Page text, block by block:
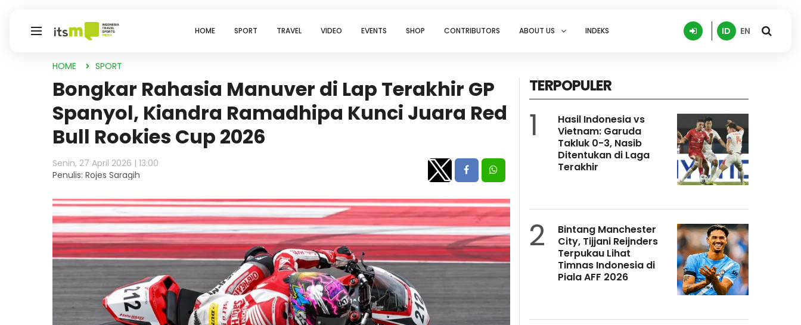
HOME SPORT TRAVEL VIDEO EVENTS SHOP CONTRIBUTORS ABOUT US INDEKS ID EN
HOME SPORT
Bongkar Rahasia Manuver di Lap Terakhir GP
Spanyol, Kiandra Ramadhipa Kunci Juara Red
Bull Rookies Cup 2026
Senin, 27 April 2026 | 13:00
Penulis: Rojes Saragih
TERPOPULER
1
Hasil Indonesia vs
Vietnam: Garuda
Takluk 0-3, Nasib
Ditentukan di Laga
Terakhir
2
Bintang Manchester
City, Tijjani Reijnders
Terpukau Lihat
Timnas Indonesia di
Piala AFF 2026